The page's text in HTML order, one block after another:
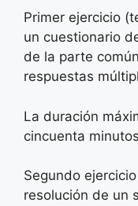
Primer ejercicio
un cuestionario
de la parte
respuestas
La duración
cincuenta
Segundo
resolución de un